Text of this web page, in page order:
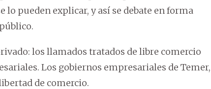
lo pueden explicar, y así se debate en forma
los llamados tratados de libre comercio
Los gobiernos empresariales de Temer,
de comercio.